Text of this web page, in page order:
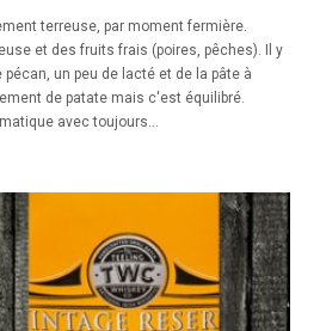
terreuse, par moment fermière.
et des fruits frais (poires, pêches). Il y
un peu de lacté et de la pâte à
de patate mais c'est équilibré.
avec toujours...